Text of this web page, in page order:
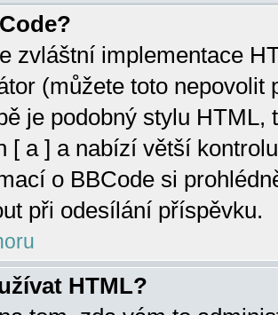
zvláštní implementace
(můžete toto
je podobný stylu HTML,
[ a ] a nabízí větší
o BBCode si
při odesílání příspěvku.
HTML?